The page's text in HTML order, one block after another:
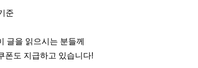
준
글을 읽으시는 분들께
폰도 지급하고 있습니다!